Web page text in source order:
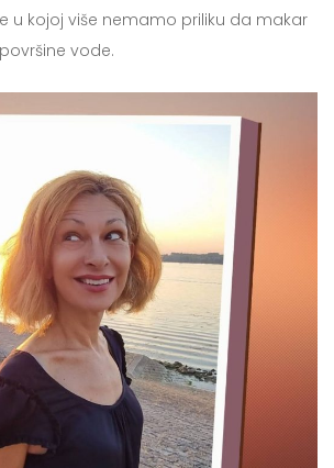
u kojoj više nemamo priliku da makar
vode.